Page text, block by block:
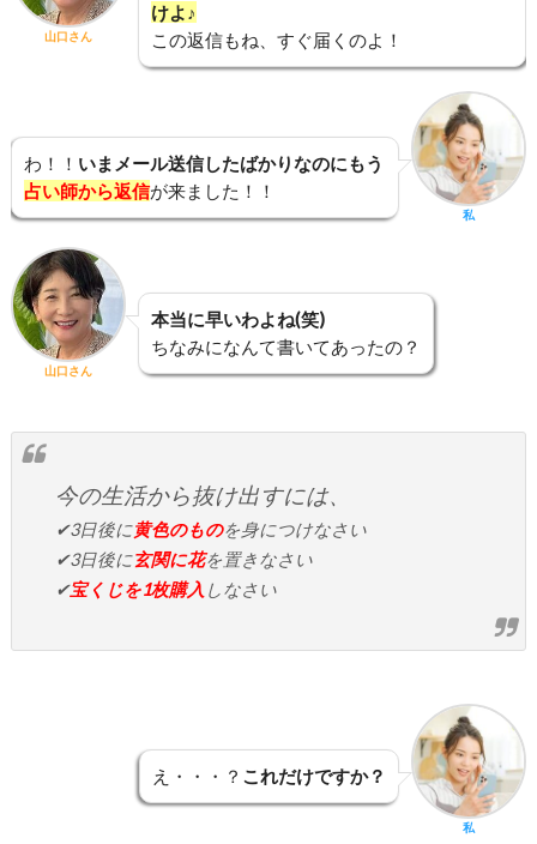
山口さん
けよ♪
この返信もね、すぐ届くのよ！
わ！！ いまメール送信したばかりなのにもう
占い師から返信が来ました！！
私
山口さん
本当に早いわよね(笑)
ちなみになんて書いてあったの？
今の生活から抜け出すには、
✔3日後に黄色のものを身につけなさい
✔3日後に玄関に花を置きなさい
✔宝くじを1枚購入 しなさい
え・・・？ これだけですか？
私